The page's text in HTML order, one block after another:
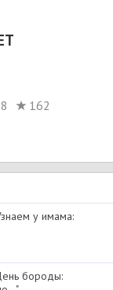
162
у имама:
бороды: